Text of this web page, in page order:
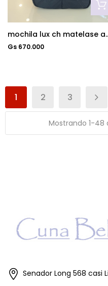
mochila
Gs 670.000
1 2 3
Mostrando 1-48
Senador Long 568 casi